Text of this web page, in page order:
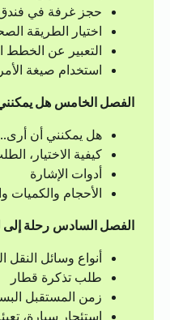
حجز غرفة في
اختيار الطريقة
التعبير عن الخطط
استخدام صيغة الأمر
الفصل الخامس هل
هل يمكنني أن
كيفية الاختيار،
أدوات الإشارة
الأحجام والكميات
الفصل السادس رحلة إلى
أنواع وسائل النقل
طلب تذكرة قطار
زمن المستقبل
استئجار سيارة،